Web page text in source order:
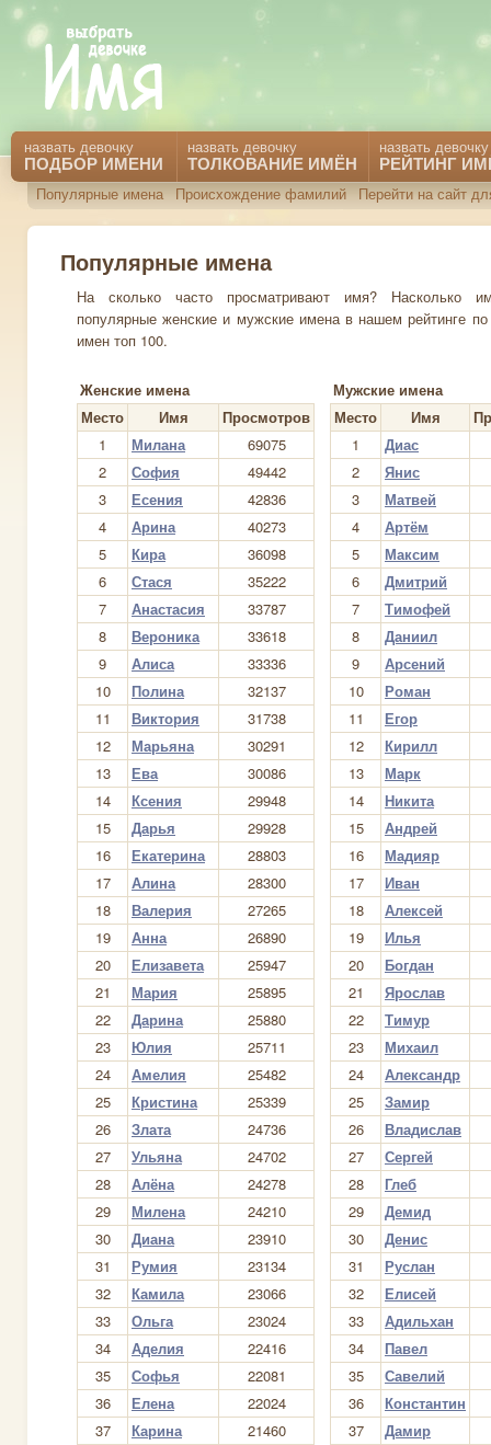
назвать девочку
ПОДБОР ИМЕНИ
назвать девочку
ТОЛКОВАНИЕ ИМЁН
назвать девочку
РЕЙТИНГ
Популярные имена Происхождение фамилий Перейти на сайт
Популярные имена
На сколько часто просматривают имя? Насколько
популярные женские и мужские имена в нашем рейтинге по
имен топ 100.
Женские имена
Место
Имя
Просмотров
1
Милана
69075
2
София
49442
3
Есения
42836
4
Арина
40273
5
Кира
36098
6
Стася
35222
7
Анастасия
33787
8
Вероника
33618
9
Алиса
33336
10
Полина
32137
11
Виктория
31738
12
Марьяна
30291
13
Ева
30086
14
Ксения
29948
15
Дарья
29928
16
Екатерина
28803
17
Алина
28300
18
Валерия
27265
19
Анна
26890
20
Елизавета
25947
21
Мария
25895
22
Дарина
25880
23
Юлия
25711
24
Амелия
25482
25
Кристина
25339
26
Злата
24736
27
Ульяна
24702
28
Алёна
24278
29
Милена
24210
30
Диана
23910
31
Румия
23134
32
Камила
23066
33
Ольга
23024
34
Аделия
22416
35
Софья
22081
36
Елена
22024
37
Карина
21460
Мужские имена
Место
Имя
1
Диас
2
Янис
3
Матвей
4
Артём
5
Максим
6
Дмитрий
7
Тимофей
8
Даниил
9
Арсений
10
Роман
11
Егор
12
Кирилл
13
Марк
14
Никита
15
Андрей
16
Мадияр
17
Иван
18
Алексей
19
Илья
20
Богдан
21
Ярослав
22
Тимур
23
Михаил
24
Александр
25
Замир
26
Владислав
27
Сергей
28
Глеб
29
Демид
30
Денис
31
Руслан
32
Елисей
33
Адильхан
34
Павел
35
Савелий
36
Константин
37
Дамир